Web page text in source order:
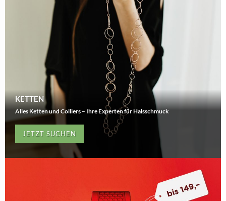
KETTEN
Alles Ketten und Colliers – Ihre Experten für Halsschmuck
JETZT SUCHEN